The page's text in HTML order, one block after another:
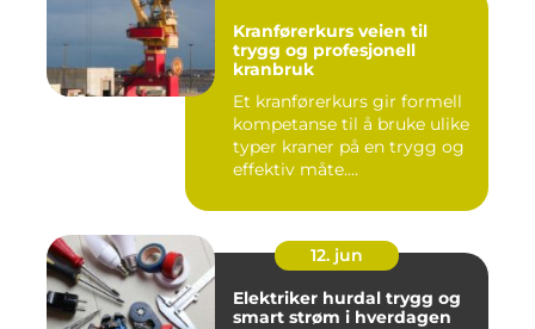
Kranførerkurs veien til
trygg og profesjonell
kranbruk
Et kranførerkurs gir formell
kompetanse til å bruke ulike
typer kraner på en trygg og
effektiv måte....
12. jun
Elektriker hurdal trygg og
smart strøm i hverdagen